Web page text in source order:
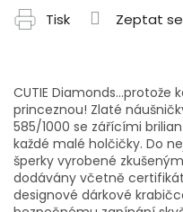
Tisk Zeptat se
CUTIE Diamonds...protože
princeznou! Zlaté
585/1000 se zářícími
každé malé holčičky. Do
šperky vyrobené
dodávány včetně
designové dárkové